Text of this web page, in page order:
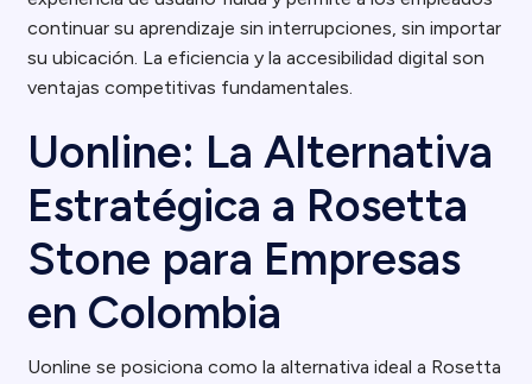
continuar su aprendizaje sin interrupciones, sin importar
su ubicación. La eficiencia y la accesibilidad digital son
ventajas competitivas fundamentales.
Uonline: La Alternativa
Estratégica a Rosetta
Stone para Empresas
en Colombia
Uonline se posiciona como la alternativa ideal a Rosetta